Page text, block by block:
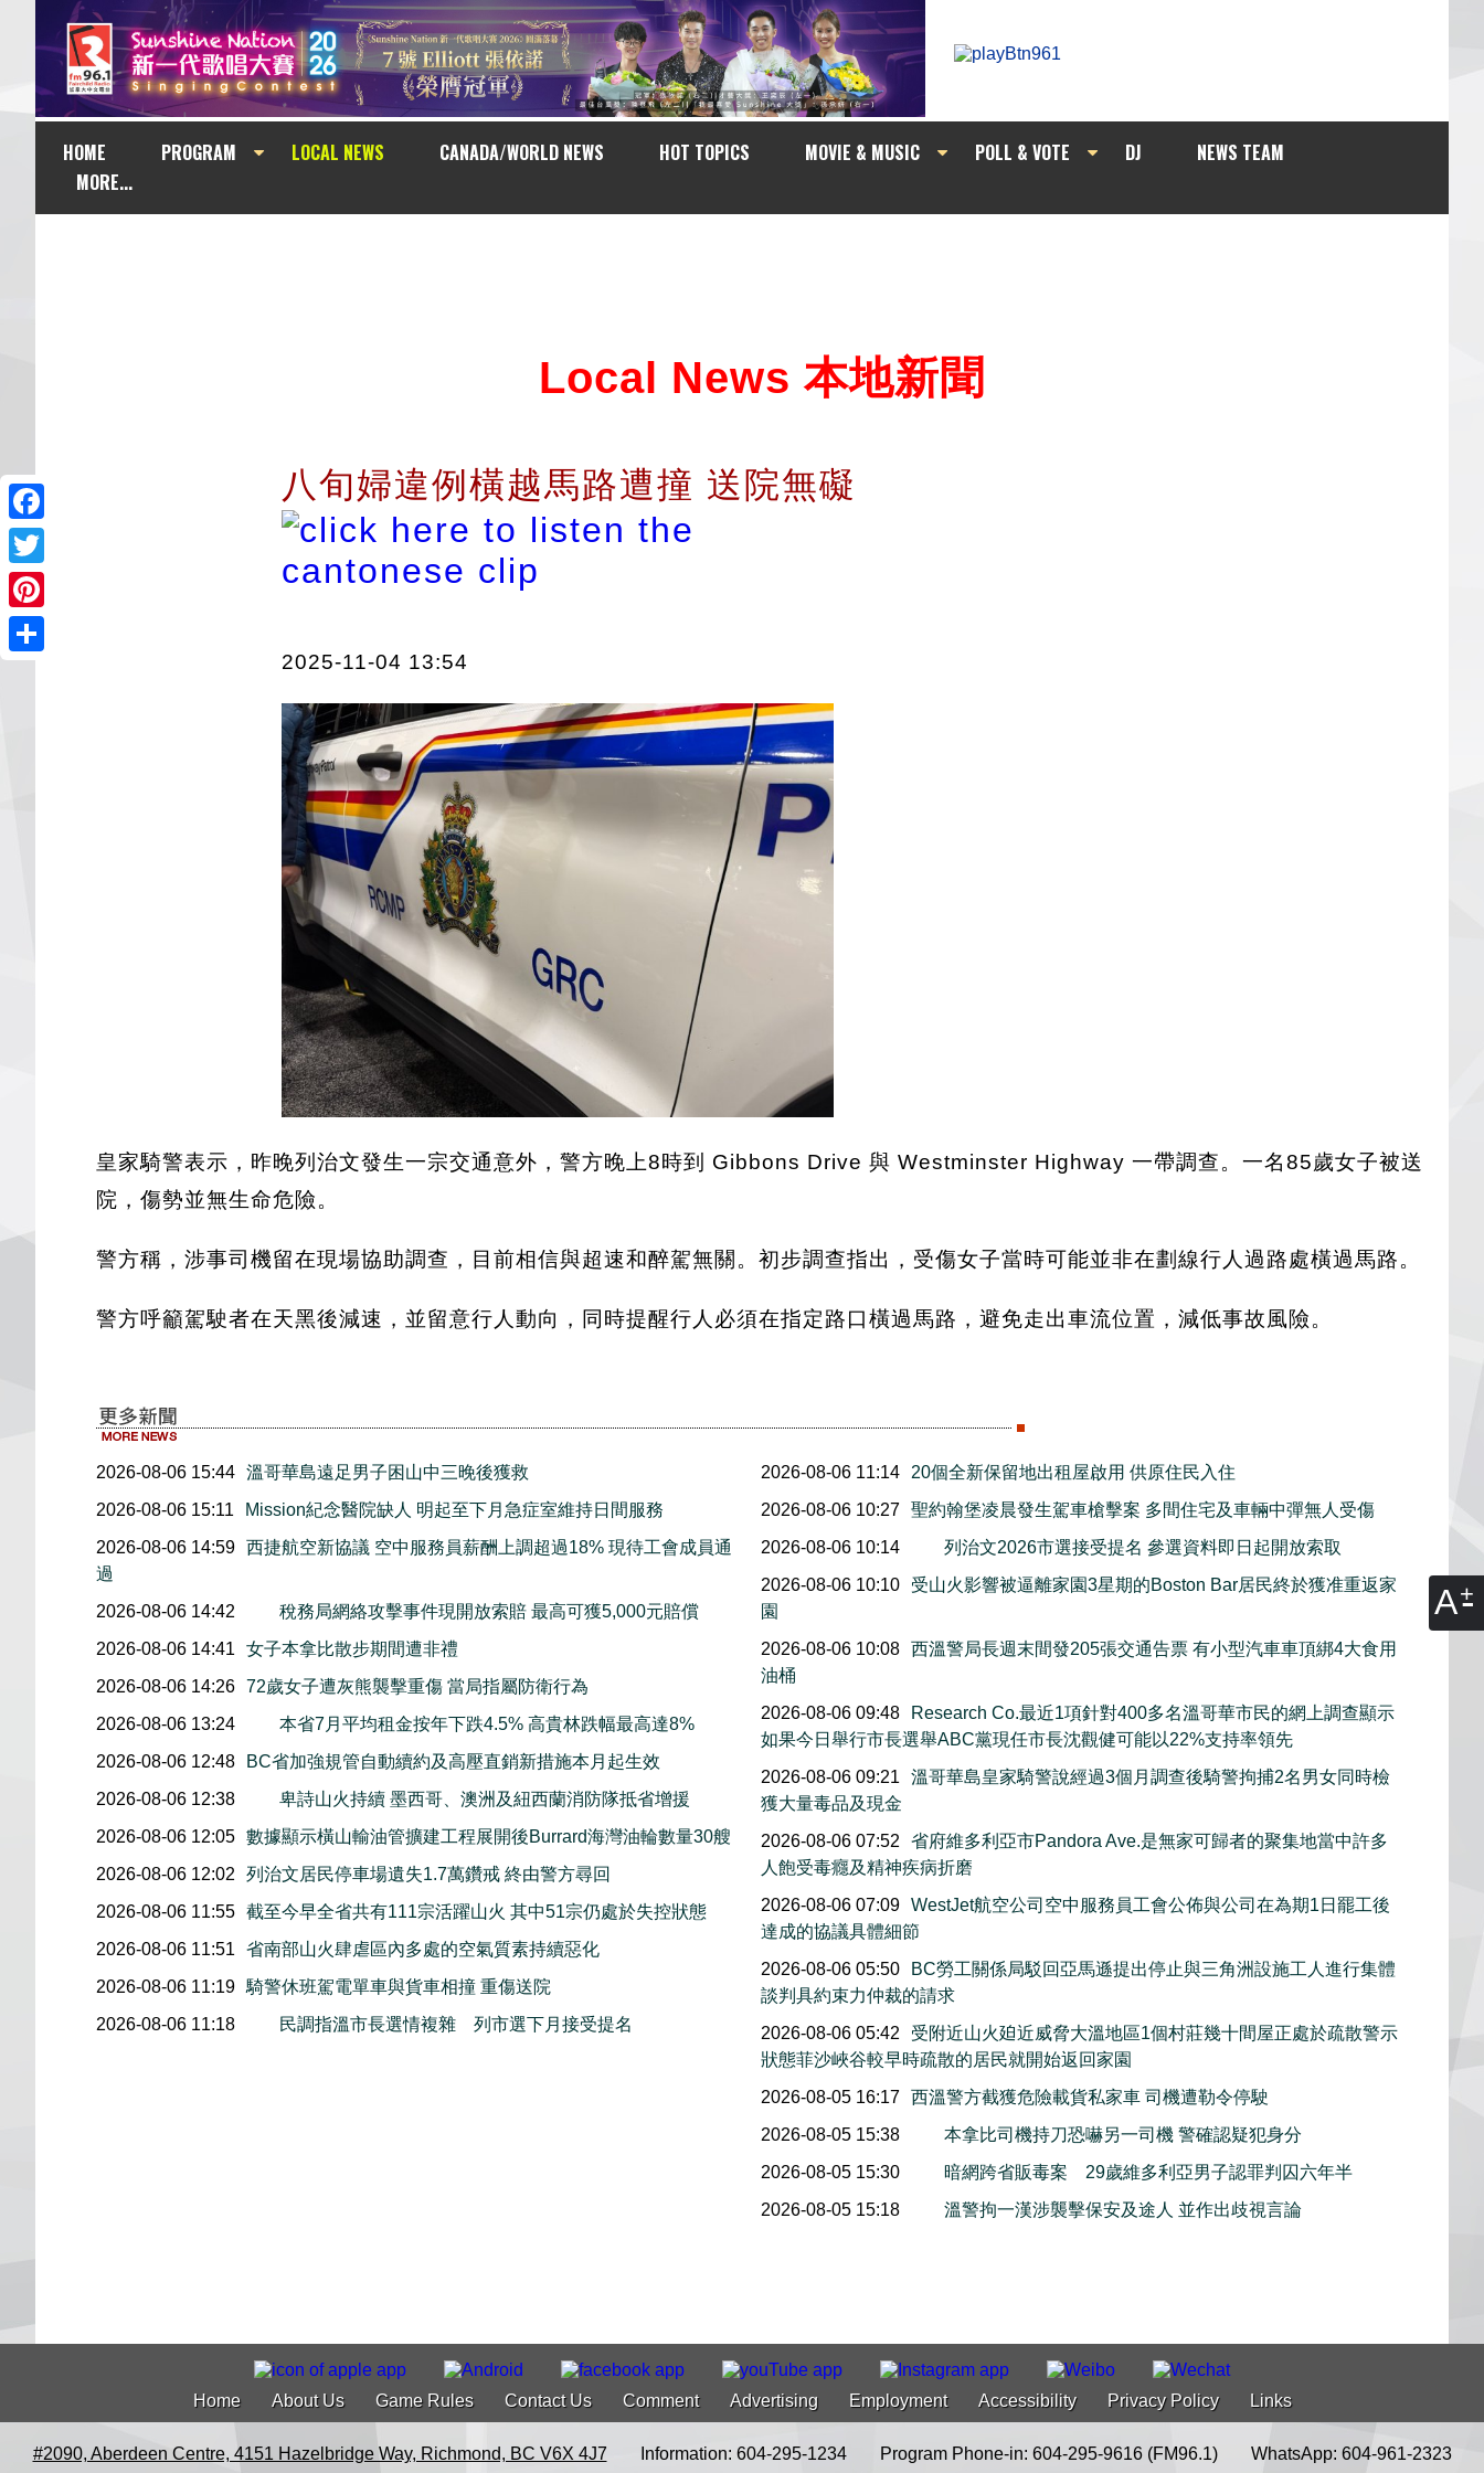
A
HOME PROGRAM LOCAL NEWS CANADA/WORLD NEWS HOT TOPICS MOVIE & MUSIC POLL & VOTE DJ
NEWS TEAM
MORE...
Facebook
Twitter
Pinterest
Local News 本地新聞
八旬婦違例橫越馬路遭撞 送院無礙
2025-11-04 13:54
皇家騎警表示，昨晚列治文發生一宗交通意外，警方晚上8時到 Gibbons Drive 與 Westminster Highway 一帶調查。一名85歲女子被送
院，傷勢並無生命危險。
警方稱，涉事司機留在現場協助調查，目前相信與超速和醉駕無關。初步調查指出，受傷女子當時可能並非在劃線行人過路處橫過馬路。
警方呼籲駕駛者在天黑後減速，並留意行人動向，同時提醒行人必須在指定路口橫過馬路，避免走出車流位置，減低事故風險。
2026-08-06 15:44 溫哥華島遠足男子困山中三晚後獲救
2026-08-06 15:11
Mission紀念醫院缺人 明起至下月急症室維持日間服務
2026-08-06 14:59 西捷航空新協議 空中服務員薪酬上調超過18% 現待工會成員通
過
2026-08-06 14:42
稅務局網絡攻擊事件現開放索賠 最高可獲5,000元賠償
2026-08-06 14:41
女子本拿比散步期間遭非禮
2026-08-06 14:26 72歲女子遭灰熊襲擊重傷 當局指屬防衛行為
2026-08-06 13:24
本省7月平均租金按年下跌4.5% 高貴林跌幅最高達8%
2026-08-06 12:48
BC省加強規管自動續約及高壓直銷新措施本月起生效
2026-08-06 12:38
卑詩山火持續 墨西哥、澳洲及紐西蘭消防隊抵省增援
2026-08-06 12:05 數據顯示橫山輸油管擴建工程展開後Burrard海灣油輪數量30艘
2026-08-06 12:02
列治文居民停車場遺失1.7萬鑽戒 終由警方尋回
2026-08-06 11:55 截至今早全省共有111宗活躍山火 其中51宗仍處於失控狀態
2026-08-06 11:51
省南部山火肆虐區內多處的空氣質素持續惡化
2026-08-06 11:19 騎警休班駕電單車與貨車相撞 重傷送院
2026-08-06 11:18
民調指溫市長選情複雜 列市選下月接受提名
2026-08-06 11:14
20個全新保留地出租屋啟用 供原住民入住
2026-08-06 10:27
聖約翰堡凌晨發生駕車槍擊案 多間住宅及車輛中彈無人受傷
2026-08-06 10:14
列治文2026市選接受提名 參選資料即日起開放索取
2026-08-06 10:10
受山火影響被逼離家園3星期的Boston Bar居民終於獲准重返家
園
2026-08-06 10:08
西溫警局長週末間發205張交通告票 有小型汽車車頂綁4大食用
油桶
2026-08-06 09:48
Research Co.最近1項針對400多名溫哥華市民的網上調查顯示
如果今日舉行市長選舉ABC黨現任市長沈觀健可能以22%支持率領先
2026-08-06 09:21
溫哥華島皇家騎警說經過3個月調查後騎警拘捕2名男女同時檢
獲大量毒品及現金
2026-08-06 07:52
省府維多利亞市Pandora Ave.是無家可歸者的聚集地當中許多
人飽受毒癮及精神疾病折磨
2026-08-06 07:09
WestJet航空公司空中服務員工會公佈與公司在為期1日罷工後
達成的協議具體細節
2026-08-06 05:50
BC勞工關係局駁回亞馬遜提出停止與三角洲設施工人進行集體
談判具約束力仲裁的請求
2026-08-06 05:42
受附近山火廹近威脅大溫地區1個村莊幾十間屋正處於疏散警示
狀態菲沙峽谷較早時疏散的居民就開始返回家園
2026-08-05 16:17
西溫警方截獲危險載貨私家車 司機遭勒令停駛
2026-08-05 15:38
本拿比司機持刀恐嚇另一司機 警確認疑犯身分
2026-08-05 15:30
暗網跨省販毒案 29歲維多利亞男子認罪判囚六年半
2026-08-05 15:18
溫警拘一漢涉襲擊保安及途人 並作出歧視言論
Home About Us Game Rules Contact Us Comment Advertising Employment Accessibility Privacy Policy Links
#2090, Aberdeen Centre, 4151 Hazelbridge Way, Richmond, BC V6X 4J7 Information: 604-295-1234 Program Phone-in: 604-295-9616 (FM96.1) WhatsApp: 604-961-2323